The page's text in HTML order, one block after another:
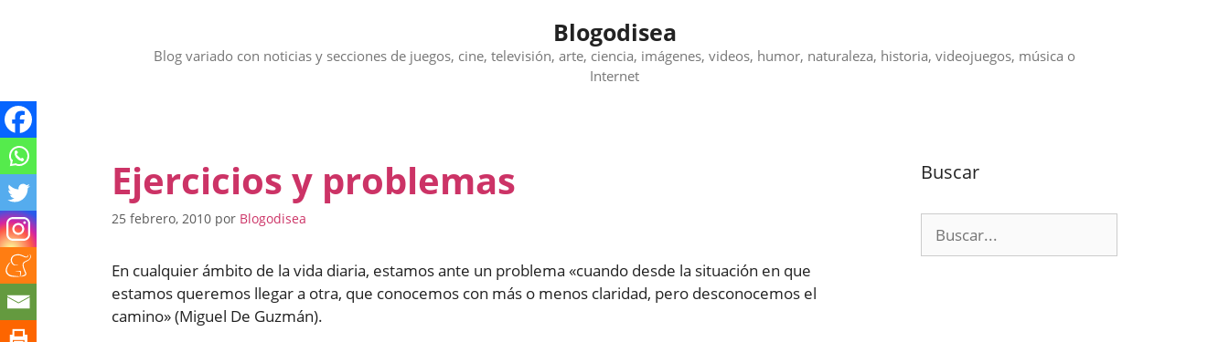
Blogodisea
Blog variado con noticias y secciones de juegos, cine, televisión, arte, ciencia, imágenes, videos, humor, naturaleza, historia, videojuegos, música o
Internet
Ejercicios y problemas
25 febrero, 2010 por Blogodisea
En cualquier ámbito de la vida diaria, estamos ante un problema «cuando desde la situación en que
estamos queremos llegar a otra, que conocemos con más o menos claridad, pero desconocemos el
camino» (Miguel De Guzmán).
Buscar